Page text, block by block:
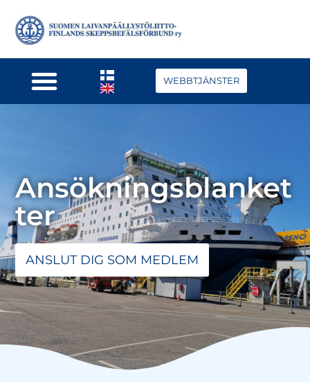
WEBBTJÄNSTER
Ansökningsblanket
ter
ANSLUT DIG SOM MEDLEM